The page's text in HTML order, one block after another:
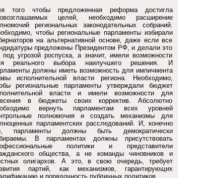
того чтобы предложенная реформа достигла
целей, необходимо расширение
региональных законодательных собраний.
чтобы региональные парламенты избирали
на альтернативной основе, даже если все
предложены Президентом РФ, и делали это
под угрозой роспуска, а значит, имели возможности
реального выбора наилучшего решения. И
должны иметь возможность для импичмента
исполнительной власти региона. Необходимо,
региональные парламенты утверждали бюджет
власти и имели возможности для
в бюджеты своих корректив. Абсолютно
вернуть парламентам всех уровней
полномочия и создать механизмы для
парламентских расследований. И, конечно
парламенты должны быть демократически
В парламентах должны присутствовать
политики и представители
общества, а не команды чиновников и
олигархов. А это, в свою очередь, требует
партий, как механизмов, гарантирующих
и порядочность публичных политиков.